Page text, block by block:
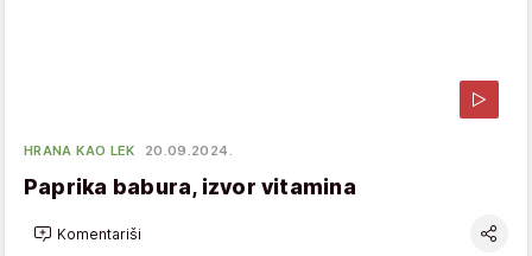
HRANA KAO LEK 20.09.2024.
Paprika babura, izvor vitamina
Komentariši